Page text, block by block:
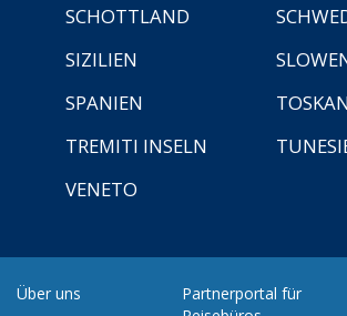
SCHOTTLAND
SIZILIEN
SPANIEN
TREMITI INSELN
VENETO
Über uns
Partnerportal für